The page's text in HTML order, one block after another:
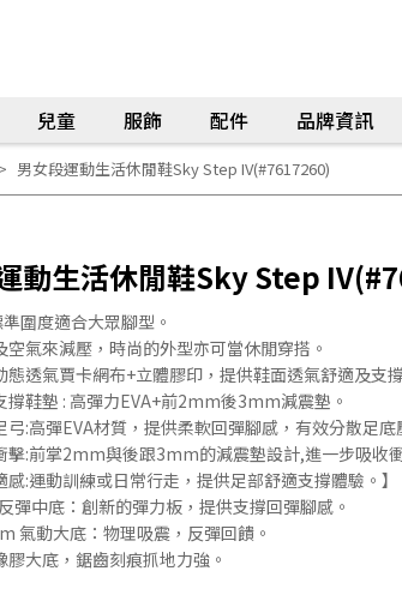
兒童 服飾 配件 品牌資訊
男女段運動生活休閒鞋Sky Step IV(#7617260)
動生活休閒鞋Sky Step
準圍度適合大眾腳型。
空氣來減壓，時尚的外型亦可當休閒穿搭。
態透氣賈卡網布+立體膠印，提供鞋面透氣舒適及支
撐鞋墊 : 高彈力EVA+前2mm後3mm減震墊。
弓:高彈EVA材質，提供柔軟回彈腳感，有效分散足底
擊:前掌2mm與後跟3mm的減震墊設計,進一步吸收衝
感:運動訓練或日常行走，提供足部舒適支撐體驗。】
彈中底：創新的彈力板，提供支撐回彈腳感。
氣動大底：物理吸震，反彈回饋。
膠大底，鋸齒刻痕抓地力強。